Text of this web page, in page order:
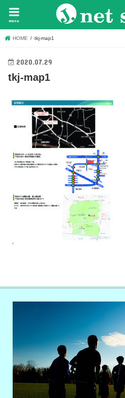
menu
HOME tkj-map1
2020.07.29
tkj-map1